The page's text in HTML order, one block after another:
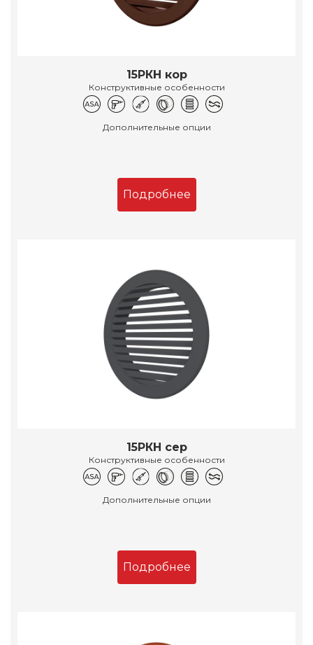
15РКН кор
Конструктивные особенности
Дополнительные опции
Подробнее
15РКН сер
Конструктивные особенности
Дополнительные опции
Подробнее